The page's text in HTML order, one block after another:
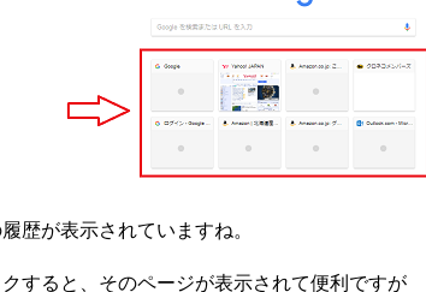
歴が表示されていますね。
クすると、そのページが表示されて便利ですが